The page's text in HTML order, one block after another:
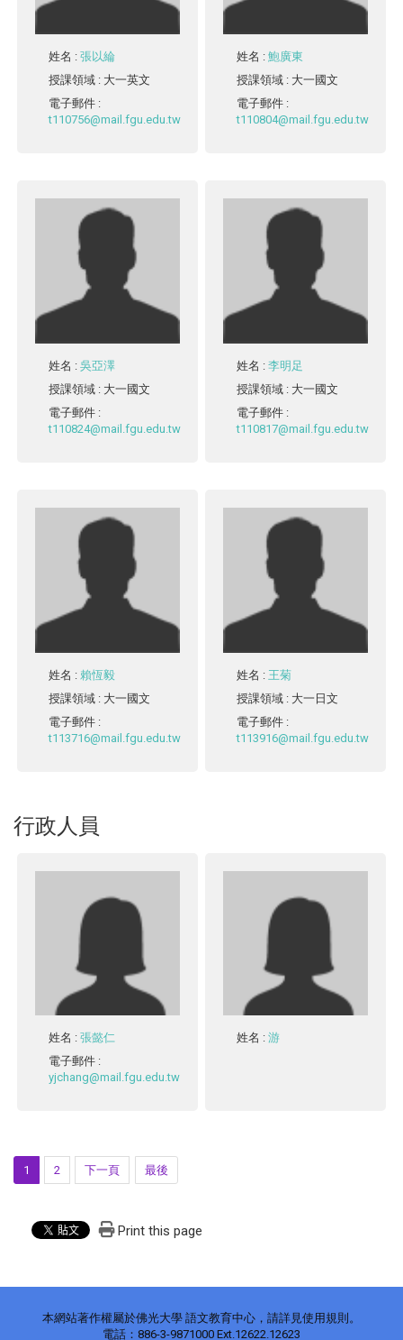
姓名 :張以綸
授課領域 : 大一英文
電子郵件 :
t110756@mail.fgu.edu.tw
姓名 :鮑廣東
授課領域 : 大一國文
電子郵件 :
t110804@mail.fgu.edu.tw
姓名 :吳亞澤
授課領域 : 大一國文
電子郵件 :
t110824@mail.fgu.edu.tw
姓名 :李明足
授課領域 : 大一國文
電子郵件 :
t110817@mail.fgu.edu.tw
姓名 : 賴恆毅
授課領域 : 大一國文
電子郵件 :
t113716@mail.fgu.edu.tw
姓名 : 王菊
授課領域 : 大一日文
電子郵件 :
t113916@mail.fgu.edu.tw
行政人員
姓名 :張懿仁
電子郵件 :
yjchang@mail.fgu.edu.tw
姓名 :游
1 2 下一頁 最後
Print this page
本網站著作權屬於佛光大學 語文教育中心，請詳見使用規則。
電話：886-3-9871000 Ext.12622.12623